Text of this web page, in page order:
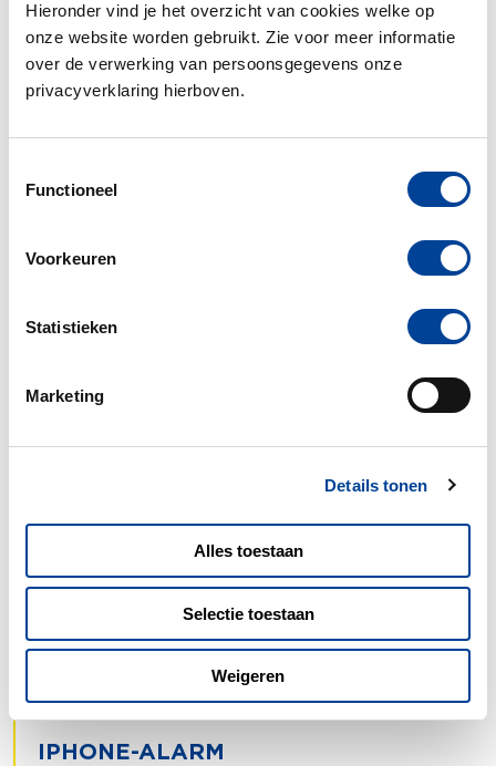
Hieronder vind je het overzicht van cookies welke op
onze website worden gebruikt. Zie voor meer informatie
over de verwerking van persoonsgegevens onze
privacyverklaring hierboven.
Functioneel
Voorkeuren
Statistieken
Marketing
Details tonen
Alles toestaan
Selectie toestaan
Weigeren
En sinds de start van Ambulance Amsterdam in 2012 doet
wat hij de afgelopen 10 jaar allemaal meegemaakt heeft
MEER BLOGS
IPHONE-ALARM